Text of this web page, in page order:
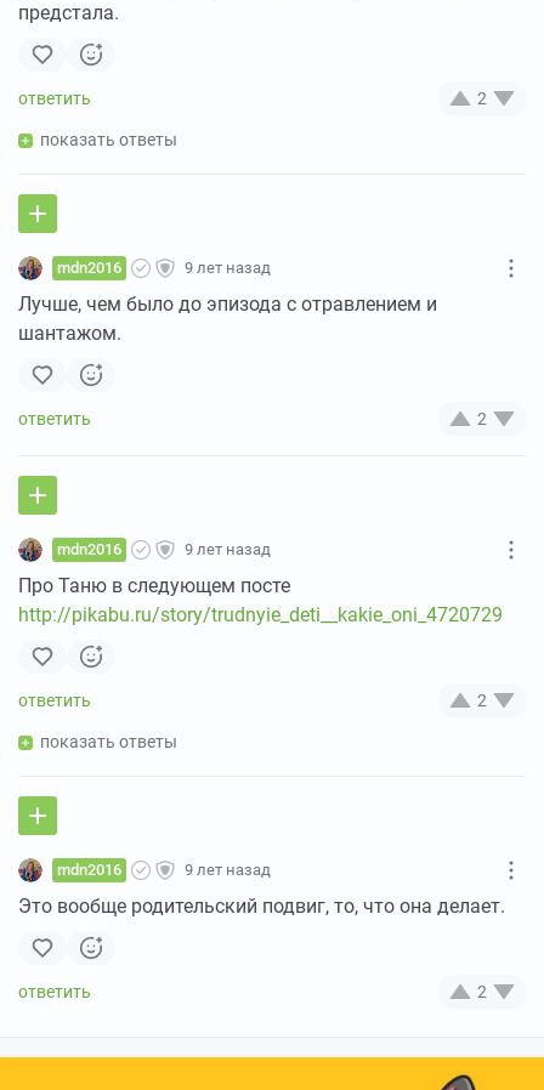
предстала.
2
показать ответы
mdn2016 9 лет назад
Лучше, чем было до эпизода с отравлением и
шантажом.
2
mdn2016 9 лет назад
Про Таню в следующем посте
http://pikabu.ru/story/trudnyie_deti__kakie_oni_4720729
2
показать ответы
mdn2016 9 лет назад
Это вообще родительский подвиг, то, что она делает.
2